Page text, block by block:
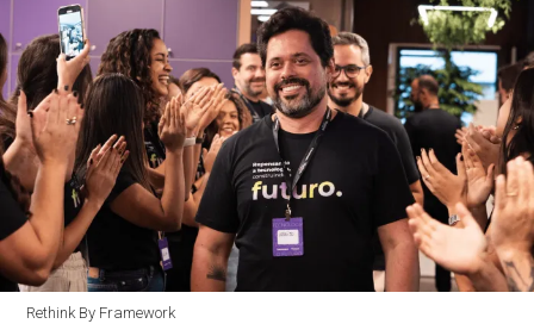
Rethink By Framework